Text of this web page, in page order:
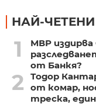
НАЙ-ЧЕТЕНИ
1
МВР издирва
от Банкя?
2
Тодор
от комар,
треска,